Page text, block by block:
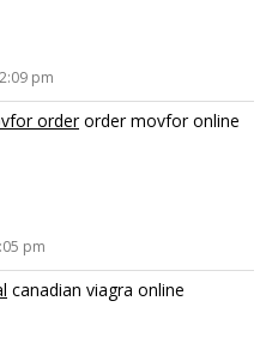
pm
orderorder movfor online
pm
canadian viagra online